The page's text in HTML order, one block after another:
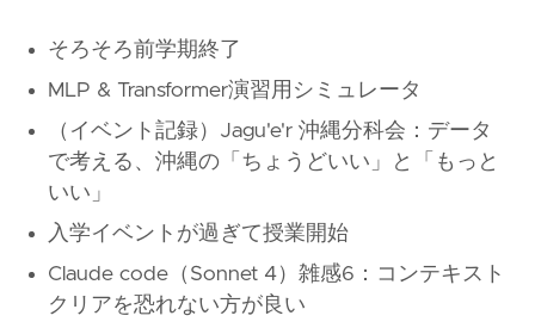
そろそろ前学期終了
MLP & Transformer演習用シミュレータ
（イベント記録）Jagu'e'r 沖縄分科会：データ
で考える、沖縄の「ちょうどいい」と「もっと
いい」
入学イベントが過ぎて授業開始
Claude code（Sonnet 4）雑感6：コンテキスト
クリアを恐れない方が良い